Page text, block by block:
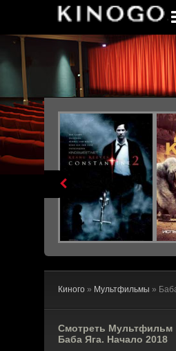
File engine/metagen.php not found.
Киного » Мультфильмы »
Смотреть Мультфильм
Баба Яга. Начало 2018